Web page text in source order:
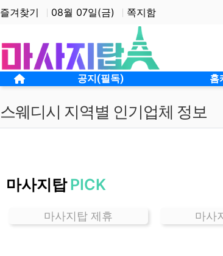
상단 네비
즐겨찾기 08월 07일(금) 쪽지함
메인 메뉴 공지(필독) 홈
홈으로
스웨디시 지역별 인기업체 정보
용마사지탑 PICK
마사지탑 제휴 마사